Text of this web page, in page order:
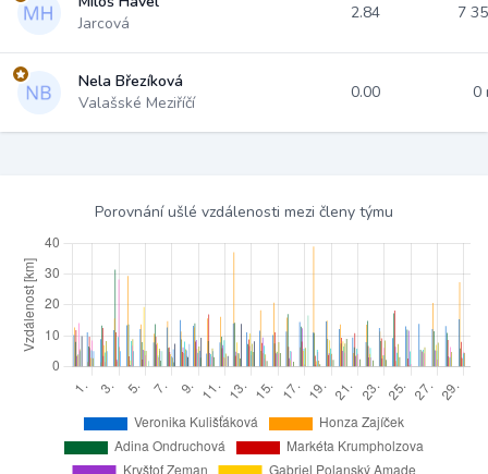
Jarcová
2.84 7
Nela Březíková
Valašské Meziříčí
0.00 0
Porovnání ušlé vzdálenosti mezi členy týmu